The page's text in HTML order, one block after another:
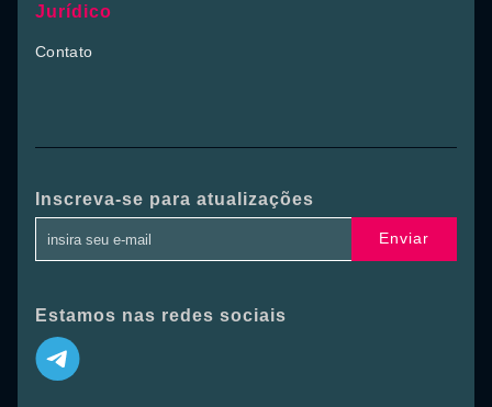
Jurídico
Contato
Inscreva-se para atualizações
Enviar
Estamos nas redes sociais